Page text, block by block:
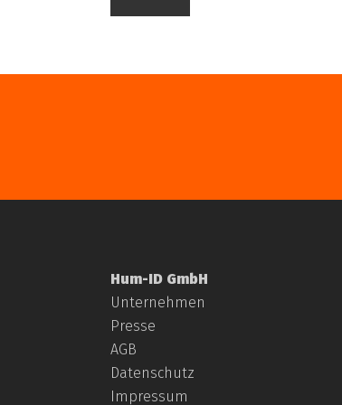
Hum-ID GmbH
Unternehmen
Presse
AGB
Datenschutz
Impressum